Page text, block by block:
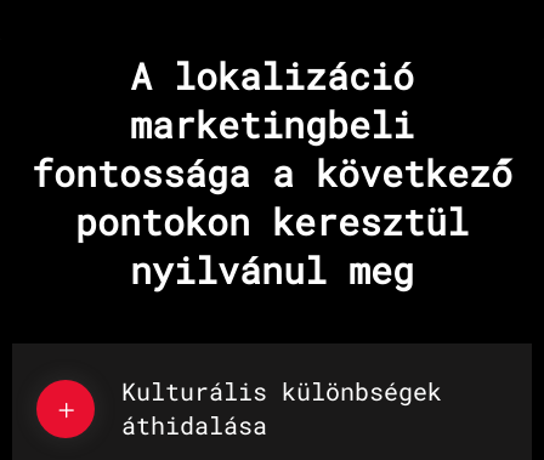
A lokalizáció
marketingbeli
fontossága a következő
pontokon keresztül
nyilvánul meg
Kulturális különbségek
áthidalása